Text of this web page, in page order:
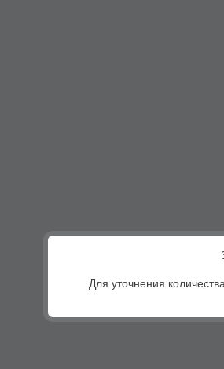
Для уточнения